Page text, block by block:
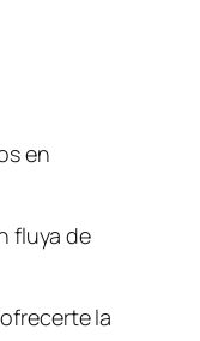
en
fluya de
la